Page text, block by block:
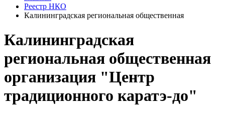
Реестр НКО
Калининградская региональная общественная
Калининградская
региональная общественная
организация "Центр
традиционного каратэ-до"